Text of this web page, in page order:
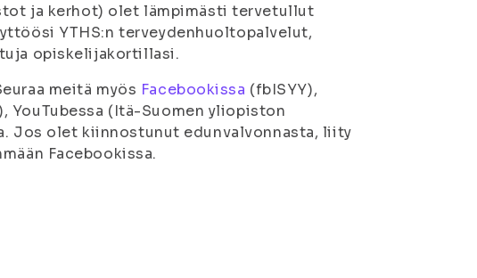
ja kerhot) olet lämpimästi tervetullut
YTHS:n terveydenhuoltopalvelut,
opiskelijakortillasi.
meitä myös Facebookissa (fbISYY),
YouTubessa (Itä-Suomen yliopiston
Jos olet kiinnostunut edunvalvonnasta, liity
Facebookissa.